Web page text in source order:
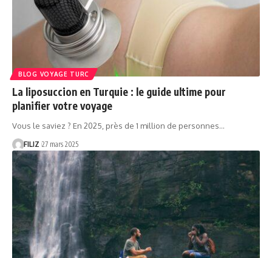
BLOG VOYAGE TURC
La liposuccion en Turquie : le guide ultime pour
planifier votre voyage
Vous le saviez ? En 2025, près de 1 million de personnes…
FILIZ 27 mars 2025